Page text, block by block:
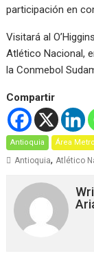
participación en
Visitará al
Atlético Nacional,
la Conmebol
Compartir
Antioquia Área Metro
Antioquia,Atlético